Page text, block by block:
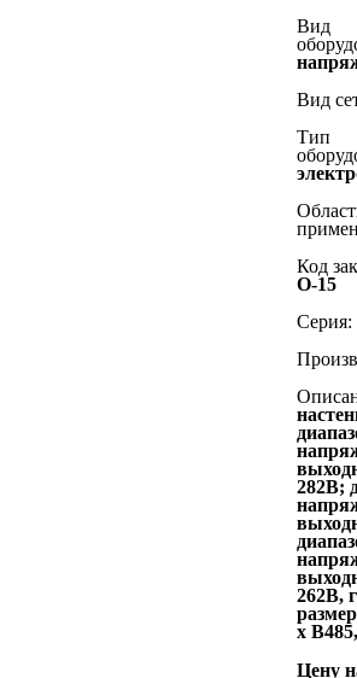
Вид
Вид
Тип
Код
О-15
Серия:
282В;
262В,
x
Цену